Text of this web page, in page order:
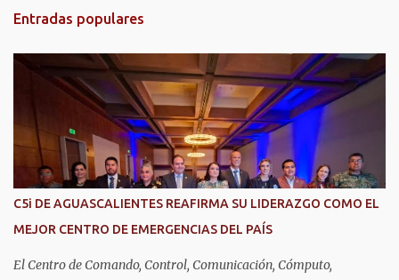
t
s
Entradas populares
C5i DE AGUASCALIENTES REAFIRMA SU LIDERAZGO COMO EL
MEJOR CENTRO DE EMERGENCIAS DEL PAÍS
El Centro de Comando, Control, Comunicación, Cómputo,